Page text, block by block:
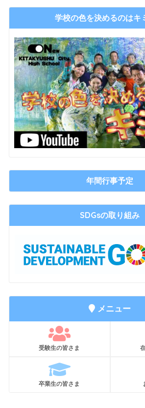
学校の色を決めるのはキ
年間行事予定
SDGsの取り組み
メニュー
受験生の皆さま
卒業生の皆さま